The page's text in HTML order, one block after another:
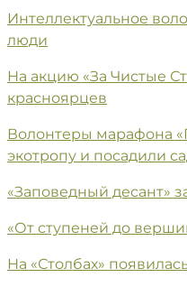
Интеллектуальное
люди
На акцию «За Чистые
красноярцев
Волонтеры марафона
экотропу и посадили
«Заповедный десант»
«От ступеней до
На «Столбах»